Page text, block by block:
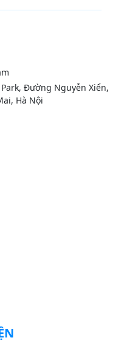
Đường Nguyễn Xiển,
Hà Nội